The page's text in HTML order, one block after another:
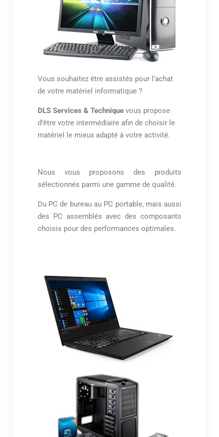
Vous souhaitez être assistés pour l’achat
de votre matériel informatique ?
DLS Services & Techniquevous propose
d’être votre intermédiaire afin de choisir le
matériel le mieux adapté à votre activité.
Nous vous proposons des produits
sélectionnés parmi une gamme de qualité.
Du PC de bureau au PC portable, mais aussi
des PC assemblés avec des composants
choisis pour des performances optimales.